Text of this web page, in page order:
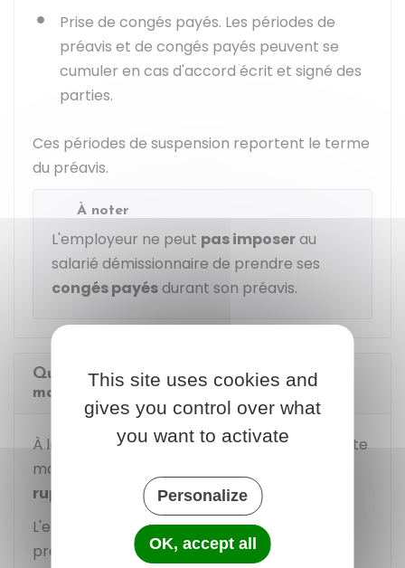
Prise de congés payés. Les périodes de
préavis et de congés payés peuvent se
cumuler en cas d'accord écrit et signé des
parties.
Ces périodes de suspension reportent le terme
du préavis.
À noter
L'employeur ne peut pas imposerau
salarié démissionnaire de prendre ses
congés payésdurant son préavis.
Quelles sommes sont dues à l'assistante
maternelle en cas de démission ?
À la fin de son préavis de démission, l'assistante
maternelle ne perçoit
rupture
L'employeur doit lui verser au terme de son
préavis les sommes suivantes :
This site uses cookies and
gives you control over what
you want to activate
Personalize
OK, accept all